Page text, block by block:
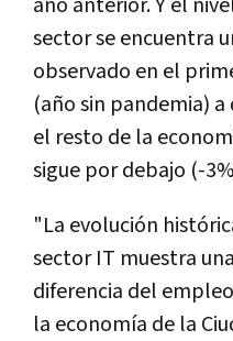
año anterior. Y el
sector se encuentra
observado en el
(año sin pandemia)
el resto de la
sigue por debajo (-
"La evolución
sector IT muestra
diferencia del
la economía de la